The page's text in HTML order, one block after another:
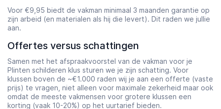
Voor €9,95 biedt de vakman minimaal 3 maanden garantie op
zijn arbeid (en materialen als hij die levert). Dit raden we jullie
aan.
Offertes versus schattingen
Samen met het afspraakvoorstel van de vakman voor je
Plinten schilderen klus sturen we je zijn schatting. Voor
klussen boven de ~€1.000 raden wij je aan een offerte (vaste
prijs) te vragen, niet alleen voor maximale zekerheid maar ook
omdat de meeste vakmensen voor grotere klussen een
korting (vaak 10-20%) op het uurtarief bieden.